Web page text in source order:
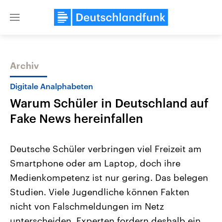
Close
Themen
Landtagswahl Sachsen-Anhalt
2026
Alle Informationen
Sachsen-Anhalt wählt am 6.
September 2026 einen neuen
Landtag. Seit 2021 wird das
Bundesland von einer Koalition aus
USA
Aktuelle Beiträge,
Hintergründe
Wirtschaftlich und
gehören die Vereinigten
den mächtigsten Ländern
mit großem Einfluss auf
Archiv
Digitale Analphabeten
Warum Schüler in Deutschland auf
Fake News hereinfallen
Deutsche Schüler verbringen viel Freizeit am
Smartphone oder am Laptop, doch ihre
Medienkompetenz ist nur gering. Das belegen
Studien. Viele Jugendliche können Fakten
nicht von Falschmeldungen im Netz